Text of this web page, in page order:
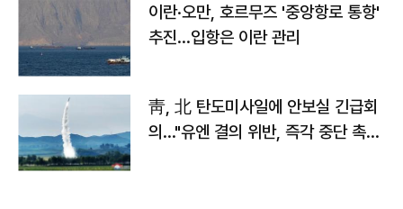
이란·오만, 호르무즈 '중앙항로 통항'
추진…입항은 이란 관리
靑, 北 탄도미사일에 안보실 긴급회
의…"유엔 결의 위반, 즉각 중단 촉